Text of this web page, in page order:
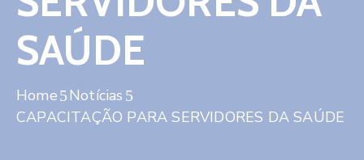
SAÚDE
Home
Notícias
CAPACITAÇÃO PARA SERVIDORES DA SAÚDE